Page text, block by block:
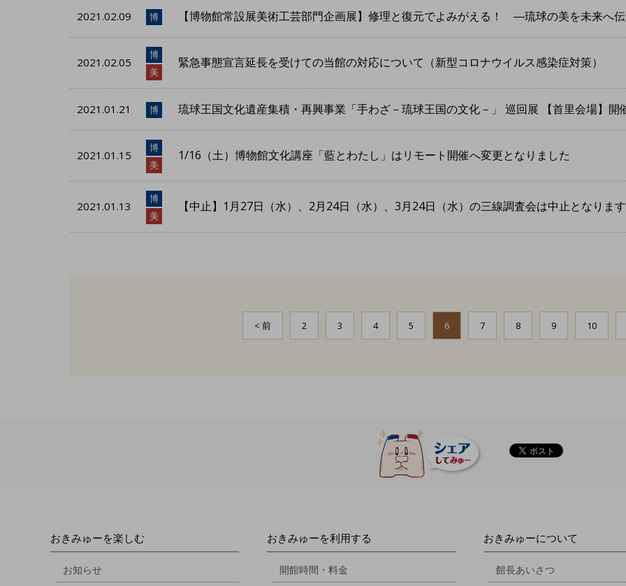
2021.02.09 博 【博物館常設展美術工芸部門企画展】修理と復元でよみがえる！ ―琉球の美を未来へ
2021.02.05
博
美
緊急事態宣言延長を受けての当館の対応について（新型コロナウイルス感染症対策）
2021.01.21 博 琉球王国文化遺産集積・再興事業「手わざ－琉球王国の文化－」 巡回展 【首里会場】開
2021.01.15
博
美
1/16（土）博物館文化講座「藍とわたし」はリモート開催へ変更となりました
2021.01.13
博
美
【中止】1月27日（水）、2月24日（水）、3月24日（水）の三線調査会は中止となります
< 前 2 3 4 5 6 7 8 9 10
おきみゅーを楽しむ
お知らせ
おきみゅーを利用する
開館時間・料金
おきみゅーについて
館長あいさつ